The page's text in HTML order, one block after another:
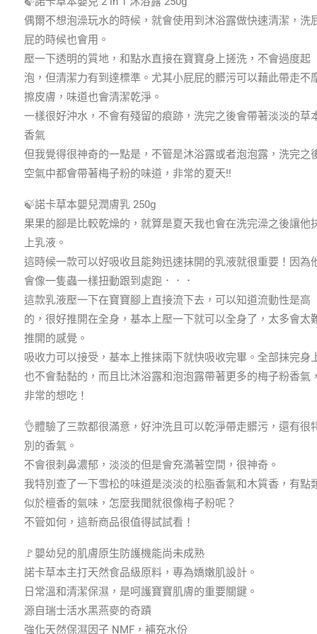
偶爾不想泡澡玩水的時候，就會使用到沐浴露做快速清潔，洗
屁的時候也會用。
壓一下透明的質地，和點水直接在寶寶身上搓洗，不會過度起
泡，但清潔力有到達標準。尤其小屁屁的髒污可以藉此帶走不
擦皮膚，味道也會清潔乾淨。
一樣很好沖水，不會有殘留的痕跡，洗完之後會帶著淡淡的草
香氣
但我覺得很神奇的一點是，不管是沐浴露或者泡泡露，洗完之
空氣中都會帶著梅子粉的味道，非常的夏天!!
🍃諾卡草本嬰兒潤膚乳 250g
果果的腳是比較乾燥的，就算是夏天我也會在洗完澡之後讓他
上乳液。
這時候一款可以好吸收且能夠迅速抹開的乳液就很重要！因為
會像一隻蟲一樣扭動跟到處跑．．．
這款乳液壓一下在寶寶腳上直接流下去，可以知道流動性是高
的，很好推開在全身，基本上壓一下就可以全身了，太多會太
推開的感覺。
吸收力可以接受，基本上推抹兩下就快吸收完畢。全部抹完身
也不會黏黏的，而且比沐浴露和泡泡露帶著更多的梅子粉香氣，
非常的想吃！
👌體驗了三款都很滿意，好沖洗且可以乾淨帶走髒污，還有很
別的香氣。
不會很刺鼻濃郁，淡淡的但是會充滿著空間，很神奇。
我特別查了一下雪松的味道是淡淡的松脂香氣和木質香，有點
似於檀香的氣味，怎麼我聞就很像梅子粉呢？
不管如何，這新商品很值得試試看！
🚩嬰幼兒的肌膚原生防護機能尚未成熟
諾卡草本主打天然食品級原料，專為嬌嫩肌設計。
日常溫和清潔保濕，是呵護寶寶肌膚的重要關鍵。
源自瑞士活水黑燕麥的奇蹟
強化天然保濕因子 NMF，補充水份